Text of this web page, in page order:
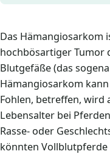
Das Hämangiosarkom
hochbösartiger Tumor
Blutgefäße (das
Hämangiosarkom
Fohlen, betreffen,
Lebensalter bei
Rasse- oder
könnten